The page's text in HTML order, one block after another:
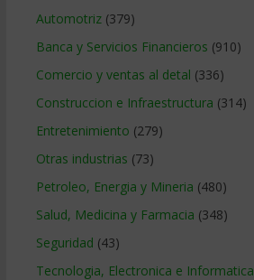
Automotriz(379)
Banca y Servicios Financieros (910)
Comercio y ventas al detal (336)
Construccion e Infraestructura (314)
Entretenimiento (279)
Otras industrias (73)
Petroleo, Energia y Mineria (480)
Salud, Medicina y Farmacia (348)
Seguridad (43)
Tecnologia, Electronica e Informatica